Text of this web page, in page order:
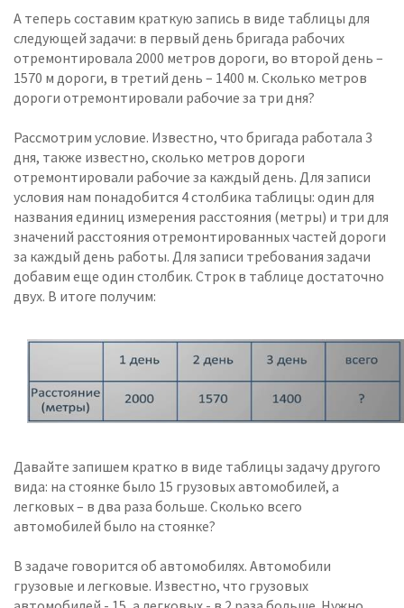
А теперь составим краткую запись в виде таблицы для
следующей задачи: в первый день бригада рабочих
отремонтировала 2000 метров дороги, во второй день –
1570 м дороги, в третий день – 1400 м. Сколько метров
дороги отремонтировали рабочие за три дня?
Рассмотрим условие. Известно, что бригада работала 3
дня, также известно, сколько метров дороги
отремонтировали рабочие за каждый день. Для записи
условия нам понадобится 4 столбика таблицы: один для
названия единиц измерения расстояния (метры) и три для
значений расстояния отремонтированных частей дороги
за каждый день работы. Для записи требования задачи
добавим еще один столбик. Строк в таблице достаточно
двух. В итоге получим:
Давайте запишем кратко в виде таблицы задачу другого
вида: на стоянке было 15 грузовых автомобилей, а
легковых – в два раза больше. Сколько всего
автомобилей было на стоянке?
В задаче говорится об автомобилях. Автомобили
грузовые и легковые. Известно, что грузовых